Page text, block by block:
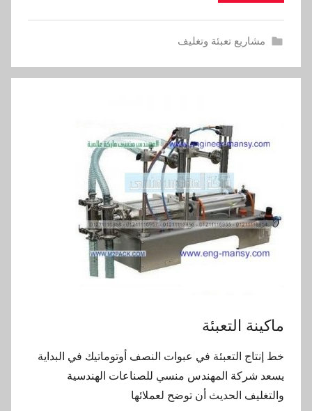
مشاريع تعبئة وتغليف
ماكينة التعبئة
خط إنتاج التعبئة في عبوات النصف أوتوماتيك في البداية
يسعد شركة المهندس منسي للصناعات الهندسية
والتغليف الحديث أن توضح لعملائها